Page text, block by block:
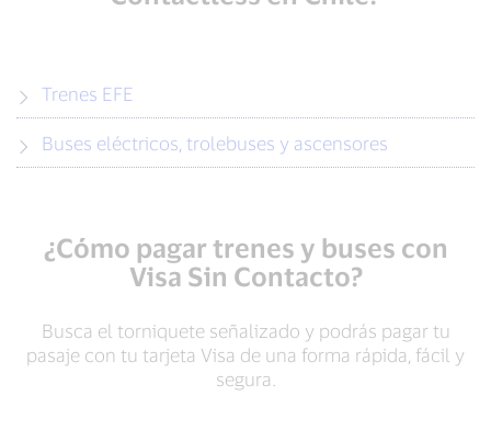
Trenes EFE
Buses eléctricos, trolebuses y ascensores
¿Cómo pagar trenes y buses con
Visa Sin Contacto?
Busca el torniquete señalizado y podrás pagar tu
pasaje con tu tarjeta Visa de una forma rápida, fácil y
segura.